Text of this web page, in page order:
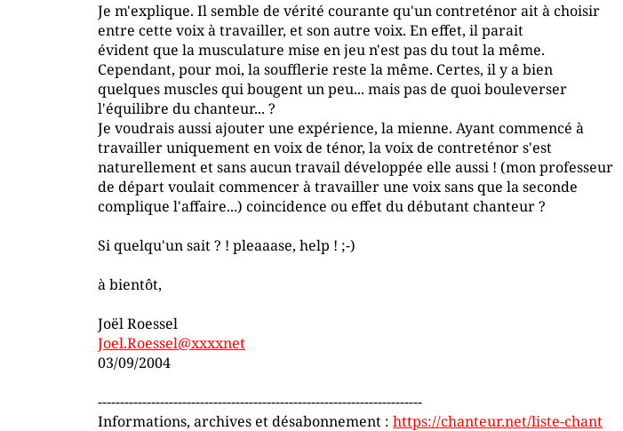
Je m'explique. Il semble de vérité courante qu'un contreténor ait à choisir
entre cette voix à travailler, et son autre voix. En effet, il parait
évident que la musculature mise en jeu n'est pas du tout la même.
Cependant, pour moi, la soufflerie reste la même. Certes, il y a bien
quelques muscles qui bougent un peu... mais pas de quoi bouleverser
l'équilibre du chanteur... ?
Je voudrais aussi ajouter une expérience, la mienne. Ayant commencé à
travailler uniquement en voix de ténor, la voix de contreténor s'est
naturellement et sans aucun travail développée elle aussi ! (mon professeur
de départ voulait commencer à travailler une voix sans que la seconde
complique l'affaire...) coincidence ou effet du débutant chanteur ?
Si quelqu'un sait ? ! pleaaase, help ! ;-)
à bientôt,
Joël Roessel
Joel.Roessel@xxxxnet
03/09/2004
-------------------------------------------------------------------------
Informations, archives et désabonnement :https://chanteur.net/liste-chant